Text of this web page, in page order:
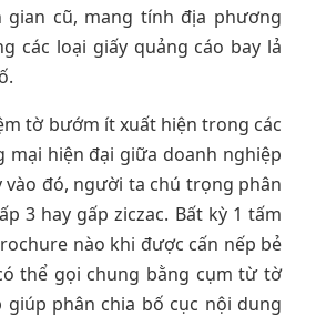
cũ, mang tính địa phương
các loại giấy quảng cáo bay lả
tờ bướm ít xuất hiện trong các
mại hiện đại giữa doanh nghiệp
vào đó, người ta chú trọng phân
3 hay gấp ziczac. Bất kỳ 1 tấm
nào khi được cấn nếp bẻ
thể gọi chung bằng cụm từ tờ
giúp phân chia bố cục nội dung